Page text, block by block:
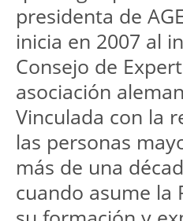
presidenta de
inicia en 2007 al
Consejo de
asociación
Vinculada con la
las personas
más de una
cuando asume la